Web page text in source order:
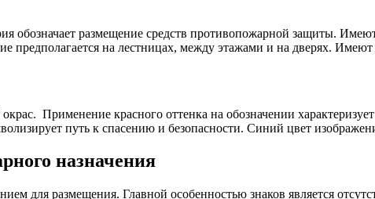
обозначает размещение средств противопожарной защиты.
предполагается на лестницах, между этажами и на дверях. Имеют
Применение красного оттенка на обозначении
путь к спасению и безопасности. Синий цвет
назначения
для размещения. Главной особенностью знаков является